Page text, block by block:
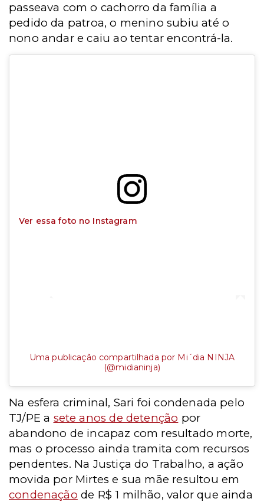
passeava com o cachorro da família a
pedido da patroa, o menino subiu até o
nono andar e caiu ao tentar encontrá-la.
Ver essa foto no Instagram
Uma publicação compartilhada por Mi´dia NINJA
(@midianinja)
Na esfera criminal, Sari foi condenada pelo
TJ/PE a sete anos de detenção por
abandono de incapaz com resultado morte,
mas o processo ainda tramita com recursos
pendentes. Na Justiça do Trabalho, a ação
movida por Mirtes e sua mãe resultou em
condenação de R$ 1 milhão, valor que ainda